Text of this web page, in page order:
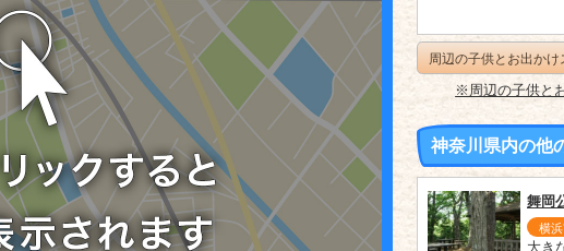
周辺の子供とお出か
※周辺の子供と
神奈川県内の他
舞岡
横
大き